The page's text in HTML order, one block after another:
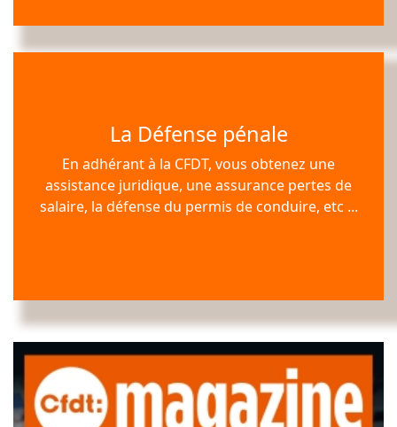
La Défense pénale
En adhérant à la CFDT, vous obtenez une
assistance juridique, une assurance pertes de
salaire, la défense du permis de conduire, etc ...
Téléchargez la Défense Pénale